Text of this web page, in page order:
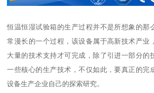
恒温恒湿试验箱的生产过程并不是所想象的那
常漫长的一个过程，该设备属于高新技术产业
大量的技术支持才可完成，除了引进一部分的
一些核心的生产技术，不仅如此，要真正的完
设备生产企业自己的探索研究。